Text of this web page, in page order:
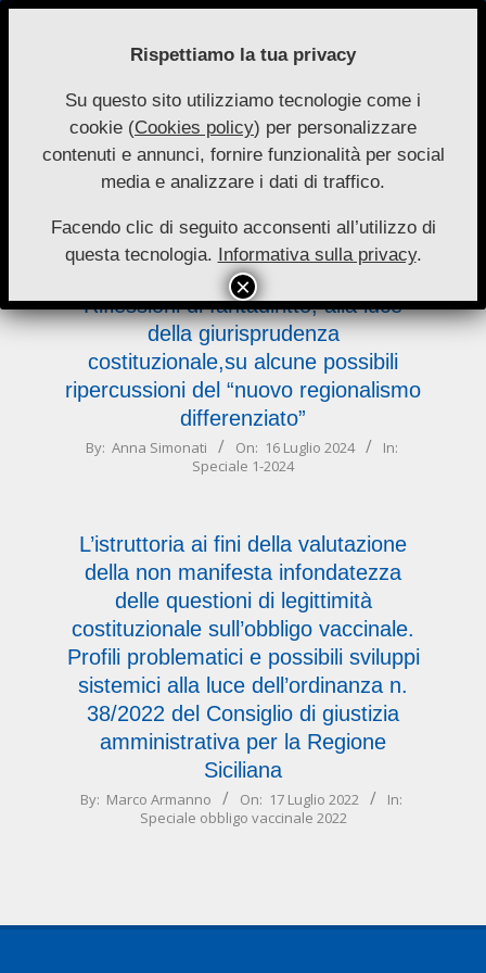
Skip
Nuove
Autonomie
Primary
Navigation
Menu
Riflessioni di fantadiritto, alla luce
della giurisprudenza
costituzionale,su alcune possibili
ripercussioni del “nuovo regionalismo
differenziato”
2024-
By: Anna Simonati On: 16 Luglio 2024
In:
Speciale 1-2024
L’istruttoria ai fini della valutazione
della non manifesta infondatezza
delle questioni di legittimità
costituzionale sull’obbligo vaccinale.
Profili problematici e possibili sviluppi
sistemici alla luce dell’ordinanza n.
38/2022 del Consiglio di giustizia
amministrativa per la Regione
Siciliana
2022-
By: Marco Armanno On: 17 Luglio 2022
In:
Speciale obbligo vaccinale 2022
Rispettiamo la tua privacy
Su questo sito utilizziamo tecnologie come i
cookie (Cookies policy) per personalizzare
contenuti e annunci, fornire funzionalità per social
media e analizzare i dati di traffico.
Facendo clic di seguito acconsenti all’utilizzo di
questa tecnologia. Informativa sulla privacy.